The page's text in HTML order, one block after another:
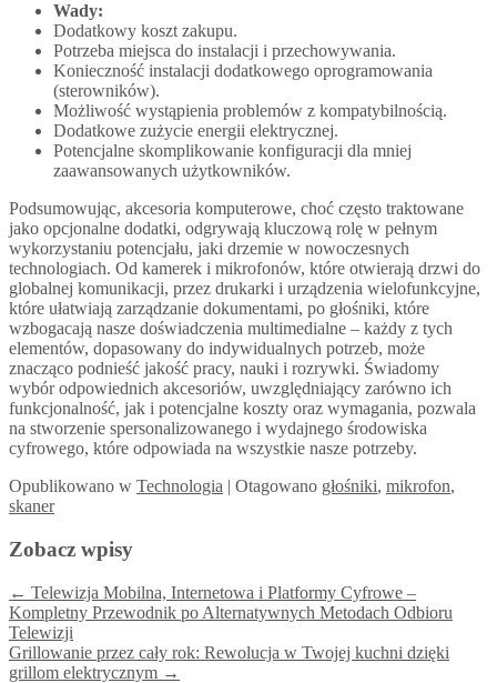
Wady:
Dodatkowy koszt zakupu.
Potrzeba miejsca do instalacji i przechowywania.
Konieczność instalacji dodatkowego oprogramowania
(sterowników).
Możliwość wystąpienia problemów z kompatybilnością.
Dodatkowe zużycie energii elektrycznej.
Potencjalne skomplikowanie konfiguracji dla mniej
zaawansowanych użytkowników.
Podsumowując, akcesoria komputerowe, choć często traktowane
jako opcjonalne dodatki, odgrywają kluczową rolę w pełnym
wykorzystaniu potencjału, jaki drzemie w nowoczesnych
technologiach. Od kamerek i mikrofonów, które otwierają drzwi do
globalnej komunikacji, przez drukarki i urządzenia wielofunkcyjne,
które ułatwiają zarządzanie dokumentami, po głośniki, które
wzbogacają nasze doświadczenia multimedialne – każdy z tych
elementów, dopasowany do indywidualnych potrzeb, może
znacząco podnieść jakość pracy, nauki i rozrywki. Świadomy
wybór odpowiednich akcesoriów, uwzględniający zarówno ich
funkcjonalność, jak i potencjalne koszty oraz wymagania, pozwala
na stworzenie spersonalizowanego i wydajnego środowiska
cyfrowego, które odpowiada na wszystkie nasze potrzeby.
Opublikowano w Technologia | Otagowano głośniki, mikrofon,
skaner
Zobacz wpisy
← Telewizja Mobilna, Internetowa i Platformy Cyfrowe –
Kompletny Przewodnik po Alternatywnych Metodach Odbioru
Telewizji
Grillowanie przez cały rok: Rewolucja w Twojej kuchni dzięki
grillom elektrycznym →